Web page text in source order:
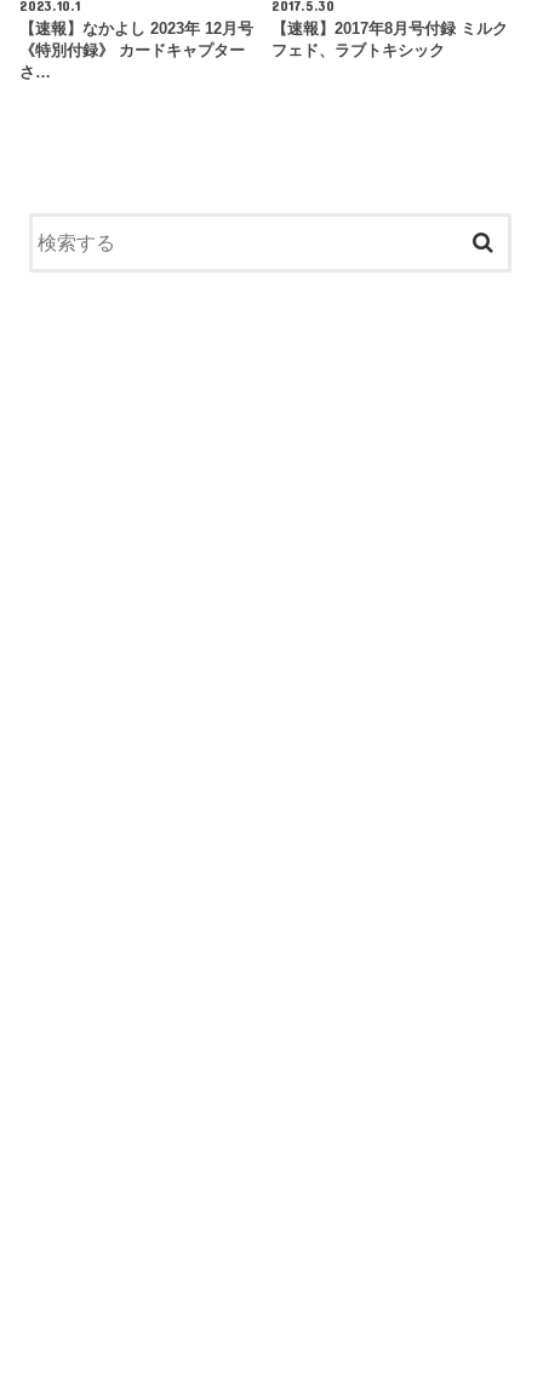
2023.10.1
【速報】なかよし 2023年 12月号
《特別付録》 カードキャプター
さ…
2017.5.30
【速報】2017年8月号付録 ミルク
フェド、ラブトキシック